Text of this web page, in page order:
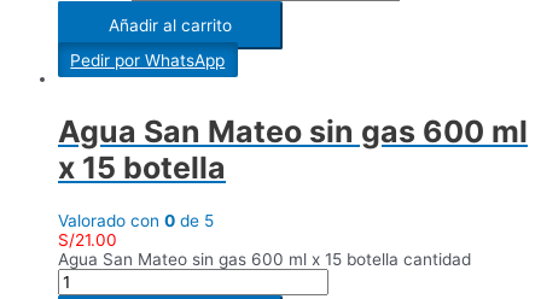
Añadir al carrito
Pedir por WhatsApp
Agua San Mateo sin gas 600 ml
x 15 botella
Valorado con 0 de 5
S/21.00
Agua San Mateo sin gas 600 ml x 15 botella cantidad